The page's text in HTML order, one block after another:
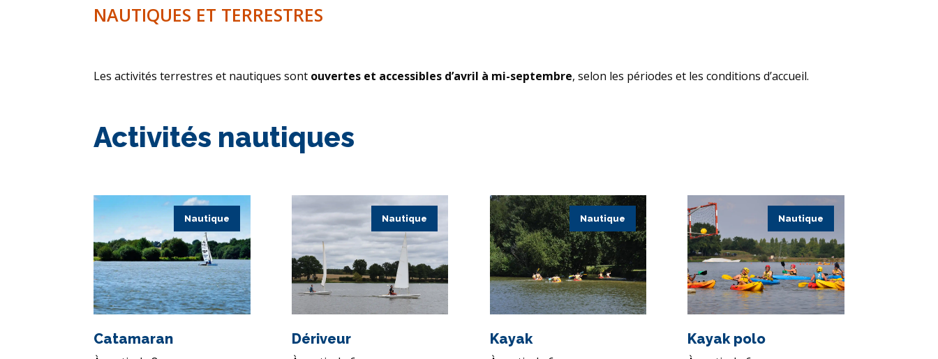
NAUTIQUES ET TERRESTRES
Les activités terrestres et nautiques sont ouvertes et accessibles d’avril à mi-septembre, selon les périodes et les conditions d’accueil.
Activités nautiques
Nautique
Catamaran
Nautique
Dériveur
Nautique
Kayak
Nautique
Kayak polo